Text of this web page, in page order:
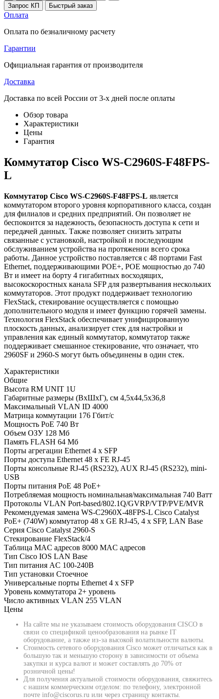
Запрос КП Быстрый заказ
Оплата
Оплата по безналичному расчету
Гарантии
Официальная гарантия от производителя
Доставка
Доставка по всей России от 3-х дней после оплаты
Обзор товара
Характеристики
Цены
Гарантия
Коммутатор Cisco WS-C2960S-F48FPS-
L
Коммутатор Cisco WS-C2960S-F48FPS-L является
коммутатором второго уровня корпоративного класса, создан
для филиалов и средних предприятий. Он позволяет не
беспокоится за надежность, безопасность доступа к сети и
передачей данных. Также позволяет снизить затраты
связанные с установкой, настройкой и последующим
обслуживанием устройства на протяжении всего срока
работы. Данное устройство поставляется с 48 портами Fast
Ethernet, поддерживающими POE+, POE мощностью до 740
Вт и имеет на борту 4 гигабитных восходящих,
высокоскоростных канала SFP для развертывания нескольких
коммутаторов. Этот продукт поддерживает технологию
FlexStack, стекирование осуществляется с помощью
дополнительного модуля и имеет функцию горячей замены.
Технология FlexStack обеспечивает унифицированную
плоскость данных, анализирует стек для настройки и
управления как единый коммутатор, коммутатор также
поддерживает смешанное стекирование, что означает, что
2960SF и 2960-S могут быть объединены в один стек.
Характеристики
Общие
Высота RM UNIT 1U
Габаритные размеры (ВхШхГ), см 4,5х44,5х36,8
Максимальный VLAN ID 4000
Матрица коммутации 176 Гбит/с
Мощность PoE 740 Вт
Объем ОЗУ 128 Мб
Память FLASH 64 Мб
Порты агрегации Ethernet 4 x SFP
Порты доступа Ethernet 48 x FE RJ-45
Порты консольные RJ-45 (RS232), AUX RJ-45 (RS232), mini-
USB
Порты питания PoE 48 PoE+
Потребляемая мощность номинальная/максимальная 740 Ватт
Протоколы VLAN Port-based/802.1Q/GVRP/VTP/PVE/MVR
Рекомендуемая замена WS-C2960X-48FPS-L Cisco Catalyst
PoE+ (740W) коммутатор 48 x GE RJ-45, 4 x SFP, LAN Base
Серия Cisco Catalyst 2960-S
Стекирование FlexStack/4
Таблица MAC адресов 8000 MAC адресов
Тип Cisco IOS LAN Base
Тип питания AC 100-240В
Тип установки Стоечное
Универсальные порты Ethernet 4 x SFP
Уровень коммутатора 2+ уровень
Число активных VLAN 255 VLAN
Цены
На сайте мы не указываем стоимость оборудования CISCO в
связи со спецификой ценообразования на рынке IT
оборудование, а также из-за высокой волатильности валюты.
Стоимость сетевого оборудования Cisco может отличаться как в
большую так и меньшую сторону в зависимости от объема
закупки и курса валют и может составлять до 70% от
розничной цены!
Для получения актуальной стоимости оборудования, свяжитесь
с нашим коммерческим отделом: по телефону, электронной
почте info@ciscorus.ru или через страницу контакты.